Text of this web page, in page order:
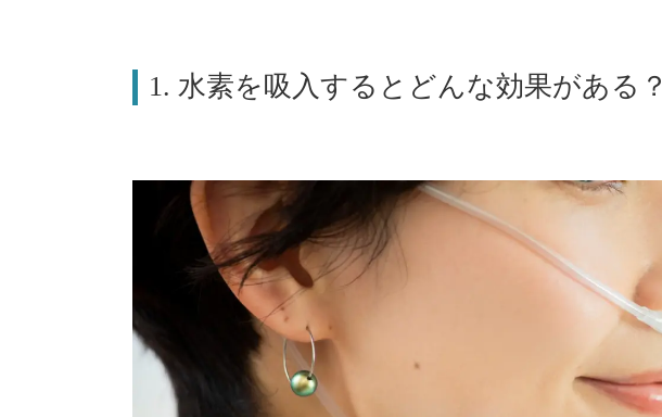
1. 水素を吸入するとどんな効果がある？